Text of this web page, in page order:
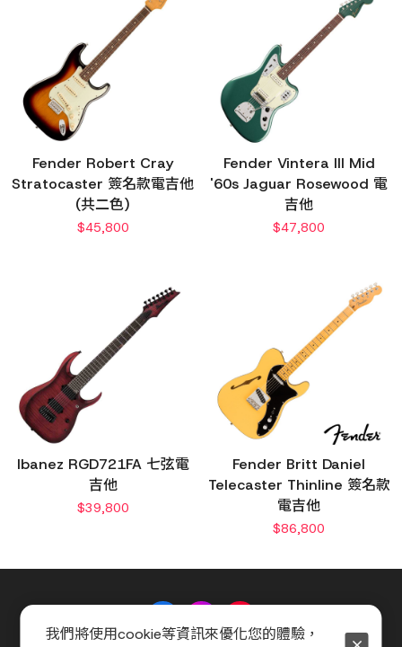
Fender Robert Cray
Stratocaster 簽名款電吉他
(共二色)
$45,800
Fender Vintera III Mid
'60s Jaguar Rosewood 電
吉他
$47,800
Ibanez RGD721FA 七弦電
吉他
$39,800
Fender Britt Daniel
Telecaster Thinline 簽名款
電吉他
$86,800
我們將使用cookie等資訊來優化您的體驗，